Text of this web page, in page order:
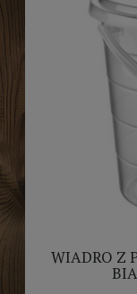
WIADRO Z